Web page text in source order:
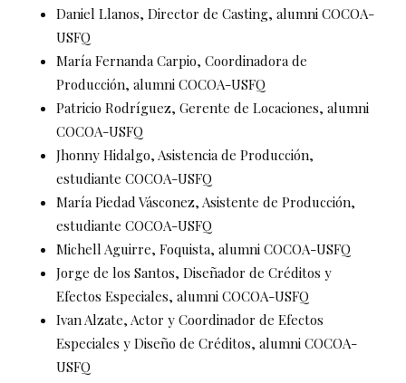
Daniel Llanos, Director de Casting, alumni COCOA-
USFQ
María Fernanda Carpio, Coordinadora de
Producción, alumni COCOA-USFQ
Patricio Rodríguez, Gerente de Locaciones, alumni
COCOA-USFQ
Jhonny Hidalgo, Asistencia de Producción,
estudiante COCOA-USFQ
María Piedad Vásconez, Asistente de Producción,
estudiante COCOA-USFQ
Michell Aguirre, Foquista, alumni COCOA-USFQ
Jorge de los Santos, Diseñador de Créditos y
Efectos Especiales, alumni COCOA-USFQ
Ivan Alzate, Actor y Coordinador de Efectos
Especiales y Diseño de Créditos, alumni COCOA-
USFQ